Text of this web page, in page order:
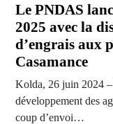
Le PNDAS
2025 avec la
d’engrais aux
Casamance
Kolda, 26 juin 2024
développement des
coup d’envoi…